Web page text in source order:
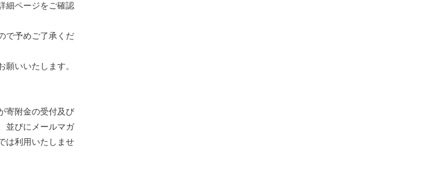
細ページをご確認
で予めご了承くだ
いいたします。
寄附金の受付及び
並びにメールマガ
は利用いたしませ